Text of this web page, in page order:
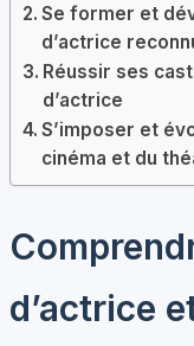
Se former et
d’actrice
Réussir ses
d’actrice
S’imposer et
cinéma et du
d’actrice